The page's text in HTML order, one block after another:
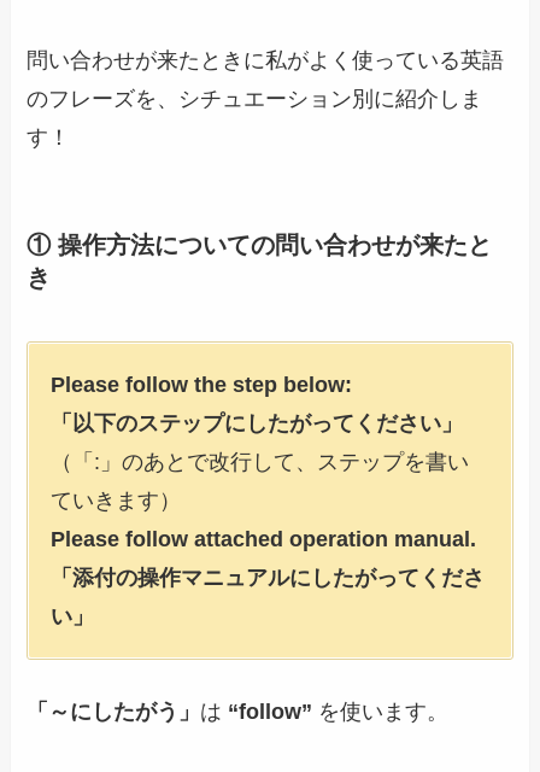
問い合わせが来たときに私がよく使っている英語
のフレーズを、シチュエーション別に紹介しま
す！
① 操作方法についての問い合わせが来たと
き
Please follow the step below:
「以下のステップにしたがってください」
（「:」のあとで改行して、ステップを書い
ていきます）
Please follow attached operation manual.
「添付の操作マニュアルにしたがってくださ
い」
「～にしたがう」 は “follow” を使います。